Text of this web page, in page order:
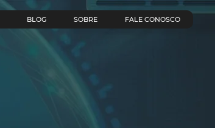
BLOG SOBRE FALE CONOSCO